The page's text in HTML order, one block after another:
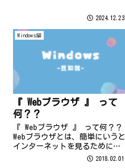
2024.12.23
Windows編
『 Webブラウザ 』 って
何？？
『 Webブラウザ 』 って何？？
Webブラウザとは、簡単にいうと
インターネットを見るために使
用する ソフトウェアのことで
2018.02.01